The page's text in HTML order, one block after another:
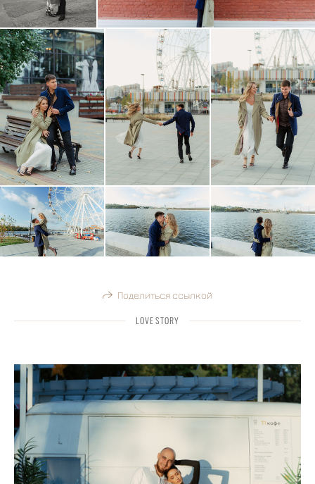
Поделиться ссылкой
LOVE STORY